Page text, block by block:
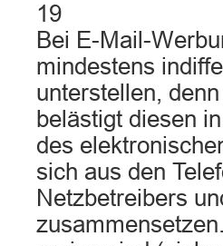
19
Bei E-Mail-
mindestens
unterstellen,
belästigt diesen
des
sich aus den
Netzbetreibers